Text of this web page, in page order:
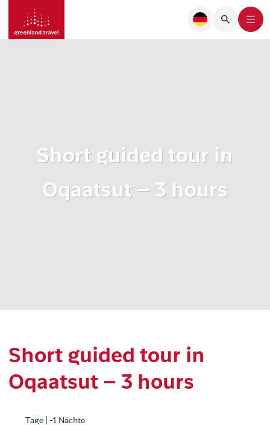
Short guided tour in
Oqaatsut – 3 hours
Short guided tour in
Oqaatsut – 3 hours
Tage | -1 Nächte